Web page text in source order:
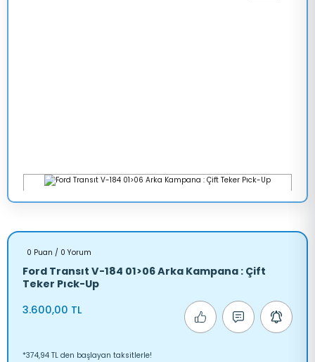
0 Puan / 0 Yorum
Ford Transıt V-184 01>06 Arka Kampana : Çift
Teker Pıck-Up
3.600,00 TL
*374,94 TL den başlayan taksitlerle!